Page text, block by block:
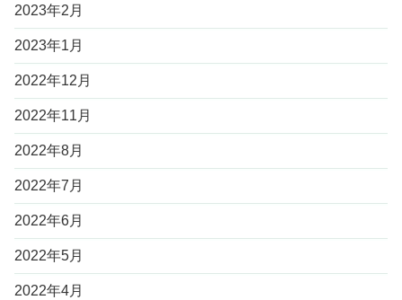
2023年2月
2023年1月
2022年12月
2022年11月
2022年8月
2022年7月
2022年6月
2022年5月
2022年4月